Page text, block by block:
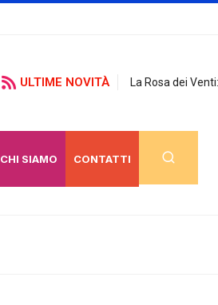
ULTIME NOVITÀ La Rosa dei
CHI SIAMO CONTATTI